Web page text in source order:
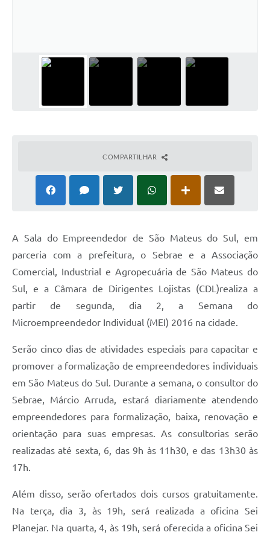
Projeto Nascente Viva
Telefones Prefeitura Municipal
Feriados Municipais
Imprensa
Plantão das Funerárias
Recebimento de Recursos
Serviço de Informação ao Cidadão
Termos de Fomento
Galeria de Fotos
Audiências Públicas
Iluminação Pública
Arquivos para Download
Galeria de Vídeos
Projetos
Legislação
COMPARTILHAR
A Sala do Empreendedor de São Mateus do Sul, em
parceria com a prefeitura, o Sebrae e a Associação
Comercial, Industrial e Agropecuária de São Mateus do
Sul, e a Câmara de Dirigentes Lojistas (CDL)realiza a
partir de segunda, dia 2, a Semana do
Microempreendedor Individual (MEI) 2016 na cidade.
Serão cinco dias de atividades especiais para capacitar e
promover a formalização de empreendedores individuais
em São Mateus do Sul. Durante a semana, o consultor do
Sebrae, Márcio Arruda, estará diariamente atendendo
empreendedores para formalização, baixa, renovação e
orientação para suas empresas. As consultorias serão
realizadas até sexta, 6, das 9h às 11h30, e das 13h30 às
17h.
Além disso, serão ofertados dois cursos gratuitamente.
Na terça, dia 3, às 19h, será realizada a oficina Sei
Planejar. Na quarta, 4, às 19h, será oferecida a oficina Sei